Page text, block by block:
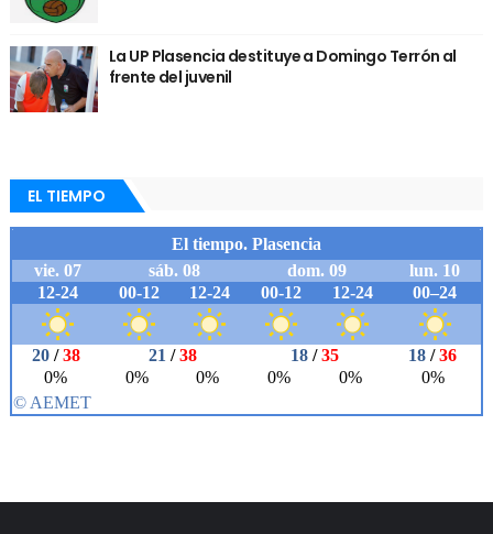
La UP Plasencia destituye a Domingo Terrón al
frente del juvenil
EL TIEMPO